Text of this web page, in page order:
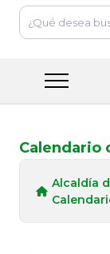
Calendario
Alcaldía